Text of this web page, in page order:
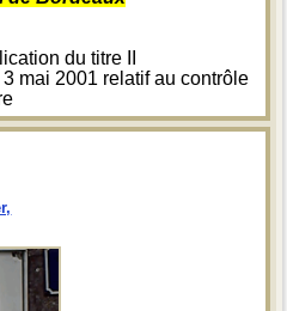
du titre II
mai 2001 relatif au contrôle